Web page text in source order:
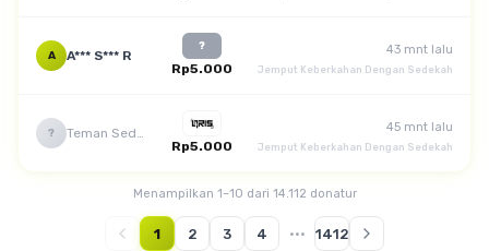
A A*** S*** R
?
Rp5.000
43 mnt lalu
Jemput Keberkahan Dengan Sedekah
?
Teman Sedekah
Rp5.000
45 mnt lalu
Jemput Keberkahan Dengan Sedekah
Menampilkan 1–10 dari 14.112 donatur
1 2 3 4 ··· 1412